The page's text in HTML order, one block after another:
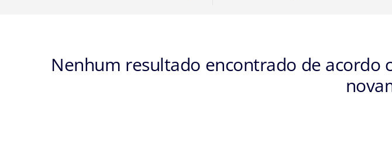
Nenhum resultado encontrado de acordo